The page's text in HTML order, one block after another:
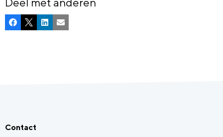
Facebook
X LinkedInE-mail
Contact